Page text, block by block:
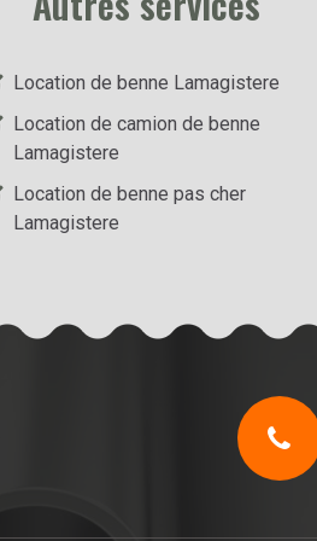
Location de benne Lamagistere
Location de camion de benne
Lamagistere
Location de benne pas cher
Lamagistere